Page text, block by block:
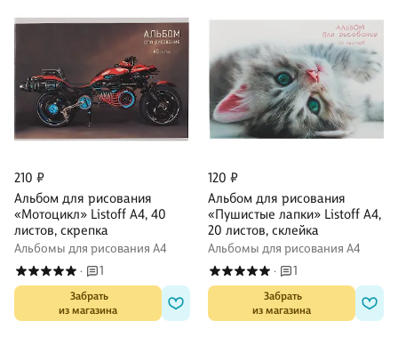
210 ₽
Альбом для рисования
«Мотоцикл» Listoff А4, 40
листов, скрепка
Альбомы для рисования А4
· 1
Забрать
из магазина
120 ₽
Альбом для рисования
«Пушистые лапки» Listoff А4,
20 листов, склейка
Альбомы для рисования А4
· 1
Забрать
из магазина